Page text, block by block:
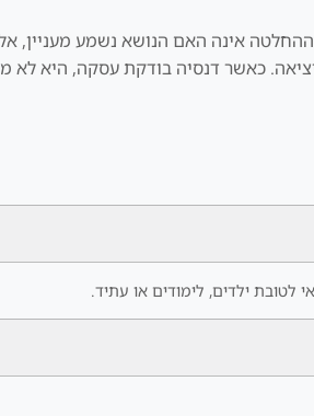
אינה האם הנושא נשמע מעניין,
יציאה. כאשר דנסיה בודקת עסקה, היא
ילדים, לימודים או עתיד.